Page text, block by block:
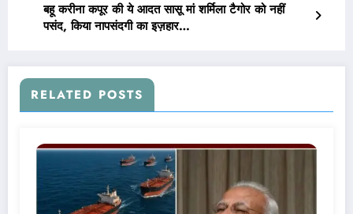
बहू करीना कपूर की ये आदत सासू मां शर्मिला टैगोर को नहीं
पसंद, किया नापसंदगी का इज़हार…
RELATED POSTS